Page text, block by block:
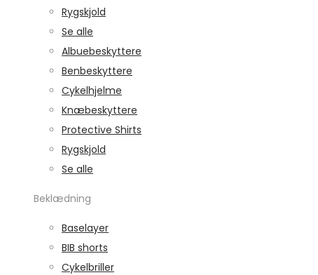
Rygskjold
Se alle
Albuebeskyttere
Benbeskyttere
Cykelhjelme
Knæbeskyttere
Protective Shirts
Rygskjold
Se alle
Beklædning
Baselayer
BIB shorts
Cykelbriller